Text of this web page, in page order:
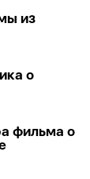
из
о
фильма о